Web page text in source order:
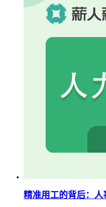
精准用工的背后：人